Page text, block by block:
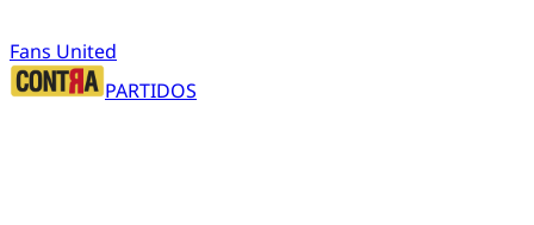
Fans United
PARTIDOS